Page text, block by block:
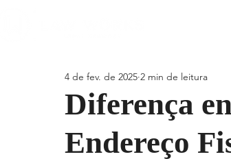
Diferença
Endereço
4 de fev. de 2025 2 min de leitura